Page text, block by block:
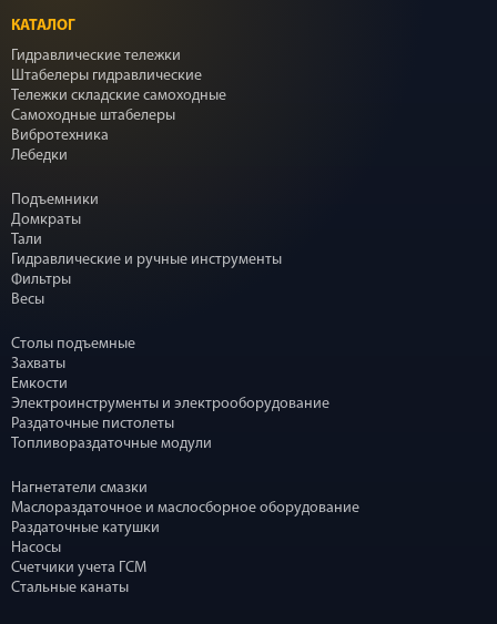
КАТАЛОГ
Гидравлические тележки
Штабелеры гидравлические
Тележки складские самоходные
Самоходные штабелеры
Вибротехника
Лебедки
Подъемники
Домкраты
Тали
Гидравлические и ручные инструменты
Фильтры
Весы
Столы подъемные
Захваты
Емкости
Электроинструменты и электрооборудование
Раздаточные пистолеты
Топливораздаточные модули
Нагнетатели смазки
Маслораздаточное и маслосборное оборудование
Раздаточные катушки
Насосы
Счетчики учета ГСМ
Стальные канаты